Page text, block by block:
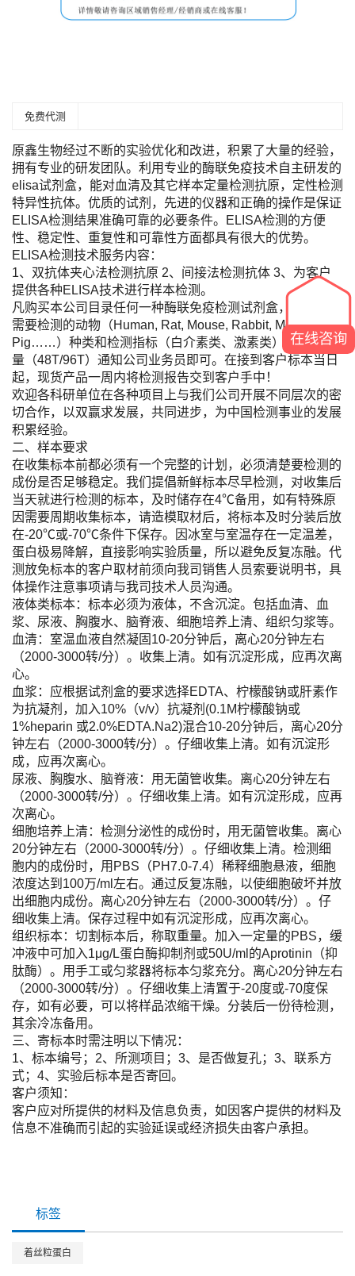
免费代测
原鑫生物经过不断的实验优化和改进，积累了大量的经验，
拥有专业的研发团队。利用专业的酶联免疫技术自主研发的
elisa试剂盒，能对血清及其它样本定量检测抗原，定性检测
特异性抗体。优质的试剂，先进的仪器和正确的操作是保证
ELISA检测结果准确可靠的必要条件。ELISA检测的方便
性、稳定性、重复性和可靠性方面都具有很大的优势。
ELISA检测技术服务内容：
1、双抗体夹心法检测抗原 2、间接法检测抗体 3、为客户
提供各种ELISA技术进行样本检测。
凡购买本公司目录任何一种酶联免疫检测试剂盒，您只需将
需要检测的动物（Human, Rat, Mouse, Rabbit, Monkey,
Pig……）种类和检测指标（白介素类、激素类）及标本数
量（48T/96T）通知公司业务员即可。在接到客户标本当日
起，现货产品一周内将检测报告交到客户手中！
欢迎各科研单位在各种项目上与我们公司开展不同层次的密
切合作，以双赢求发展，共同进步，为中国检测事业的发展
积累经验。
二、样本要求
在收集标本前都必须有一个完整的计划，必须清楚要检测的
成份是否足够稳定。我们提倡新鲜标本尽早检测，对收集后
当天就进行检测的标本，及时储存在4℃备用，如有特殊原
因需要周期收集标本，请造模取材后，将标本及时分装后放
在-20℃或-70℃条件下保存。因冰室与室温存在一定温差，
蛋白极易降解，直接影响实验质量，所以避免反复冻融。代
测放免标本的客户取材前须向我司销售人员索要说明书，具
体操作注意事项请与我司技术人员沟通。
液体类标本：标本必须为液体，不含沉淀。包括血清、血
浆、尿液、胸腹水、脑脊液、细胞培养上清、组织匀浆等。
血清：室温血液自然凝固10-20分钟后，离心20分钟左右
（2000-3000转/分）。收集上清。如有沉淀形成，应再次离
心。
血浆：应根据试剂盒的要求选择EDTA、柠檬酸钠或肝素作
为抗凝剂，加入10%（v/v）抗凝剂(0.1M柠檬酸钠或
1%heparin 或2.0%EDTA.Na2)混合10-20分钟后，离心20分
钟左右（2000-3000转/分）。仔细收集上清。如有沉淀形
成，应再次离心。
尿液、胸腹水、脑脊液：用无菌管收集。离心20分钟左右
（2000-3000转/分）。仔细收集上清。如有沉淀形成，应再
次离心。
细胞培养上清：检测分泌性的成份时，用无菌管收集。离心
20分钟左右（2000-3000转/分）。仔细收集上清。检测细
胞内的成份时，用PBS（PH7.0-7.4）稀释细胞悬液，细胞
浓度达到100万/ml左右。通过反复冻融，以使细胞破坏并放
出细胞内成份。离心20分钟左右（2000-3000转/分）。仔
细收集上清。保存过程中如有沉淀形成，应再次离心。
组织标本：切割标本后，称取重量。加入一定量的PBS，缓
冲液中可加入1μg/L蛋白酶抑制剂或50U/ml的Aprotinin（抑
肽酶）。用手工或匀浆器将标本匀浆充分。离心20分钟左右
（2000-3000转/分）。仔细收集上清置于-20度或-70度保
存，如有必要，可以将样品浓缩干燥。分装后一份待检测，
其余冷冻备用。
三、寄标本时需注明以下情况：
1、标本编号；2、所测项目；3、是否做复孔；3、联系方
式；4、实验后标本是否寄回。
客户须知：
客户应对所提供的材料及信息负责，如因客户提供的材料及
信息不准确而引起的实验延误或经济损失由客户承担。
标签
着丝粒蛋白
在线咨询